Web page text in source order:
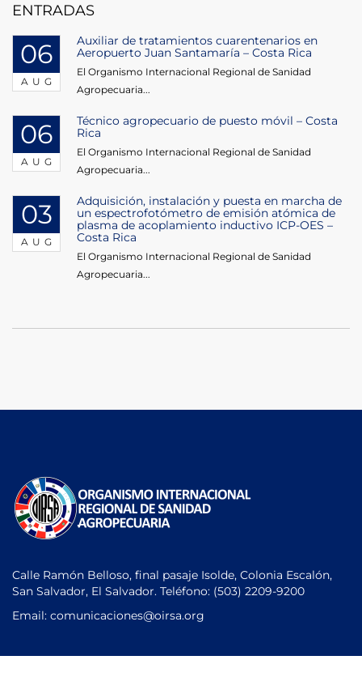
ENTRADAS
06
AUG
Auxiliar de tratamientos cuarentenarios en
Aeropuerto Juan Santamaría – Costa Rica
El Organismo Internacional Regional de Sanidad
Agropecuaria...
06
AUG
Técnico agropecuario de puesto móvil – Costa
Rica
El Organismo Internacional Regional de Sanidad
Agropecuaria...
03
AUG
Adquisición, instalación y puesta en marcha de
un espectrofotómetro de emisión atómica de
plasma de acoplamiento inductivo ICP-OES –
Costa Rica
El Organismo Internacional Regional de Sanidad
Agropecuaria...
Calle Ramón Belloso, final pasaje Isolde, Colonia Escalón,
San Salvador, El Salvador. Teléfono: (503) 2209-9200
Email: comunicaciones@oirsa.org